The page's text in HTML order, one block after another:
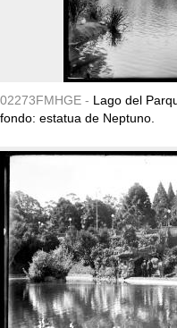
02273FMHGE - Lago del
fondo: estatua de Neptuno.